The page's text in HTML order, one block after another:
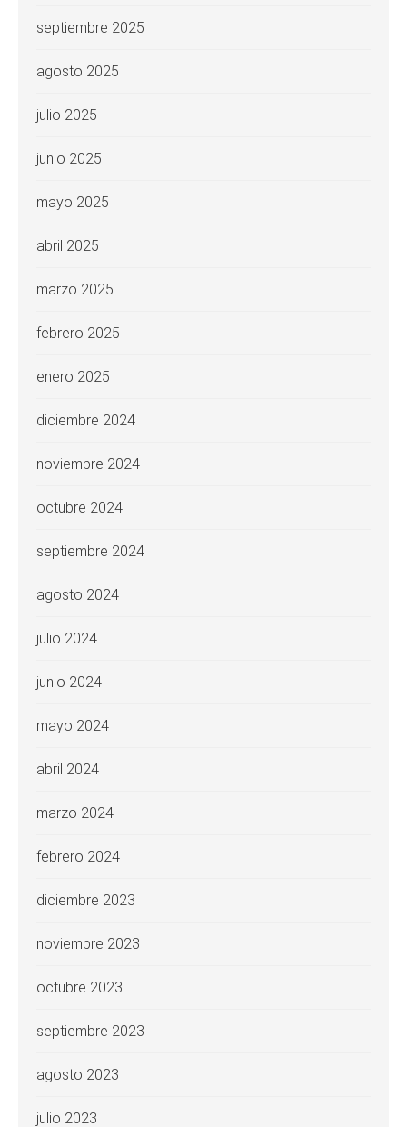
septiembre 2025
agosto 2025
julio 2025
junio 2025
mayo 2025
abril 2025
marzo 2025
febrero 2025
enero 2025
diciembre 2024
noviembre 2024
octubre 2024
septiembre 2024
agosto 2024
julio 2024
junio 2024
mayo 2024
abril 2024
marzo 2024
febrero 2024
diciembre 2023
noviembre 2023
octubre 2023
septiembre 2023
agosto 2023
julio 2023